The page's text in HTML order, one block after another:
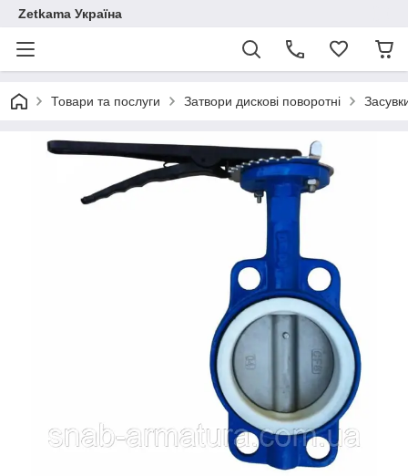
Zetkama Україна
Товари та послуги Затвори дискові поворотні